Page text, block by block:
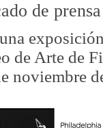
de
de Arte de
noviembre